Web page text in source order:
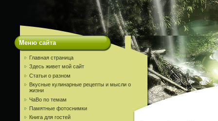
Меню сайта
Главная страница
Здесь живет мой сайт
Статьи о разном
Вкусные кулинарные рецепты и мысли о
жизни
ЧаВо по темам
Памятные фотоснимки
Книга для гостей